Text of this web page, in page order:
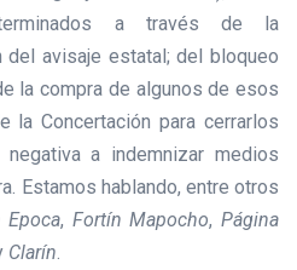
a través de la
avisaje estatal; del bloqueo
la compra de algunos de esos
la Concertación para cerrarlos
a indemnizar medios
Estamos hablando, entre otros
Epoca, Fortín Mapocho, Página
Clarín.